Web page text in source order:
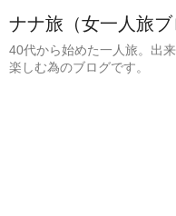
ナナ旅（女一人旅ブ
40代から始めた一人旅。出
楽しむ為のブログです。